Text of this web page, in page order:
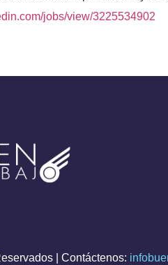
jobs/view/3225534902
| Contáctenos: